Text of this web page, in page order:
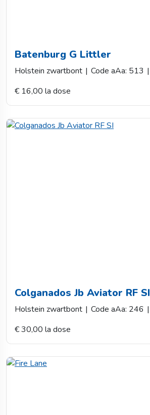
Batenburg G Littler
Holstein zwartbont | Code aAa: 513 |
€ 16,00 la dose
Colganados Jb Aviator RF SI
Holstein zwartbont | Code aAa: 246 |
€ 30,00 la dose